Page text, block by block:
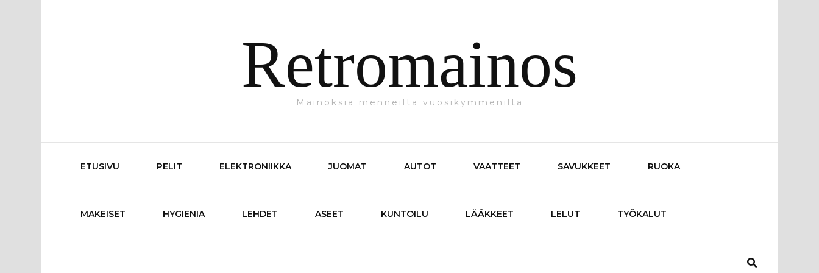
Retromainos
Mainoksia menneiltä vuosikymmeniltä
ETUSIVU PELIT ELEKTRONIIKKA JUOMAT AUTOT VAATTEET SAVUKKEET RUOKA
MAKEISET HYGIENIA LEHDET ASEET KUNTOILU LÄÄKKEET LELUT TYÖKALUT